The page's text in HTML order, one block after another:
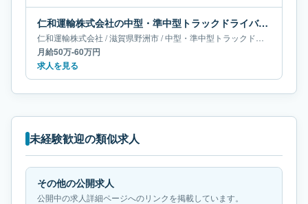
仁和運輸株式会社の中型・準中型トラックドライバー求人｜滋賀県野洲市｜月給50万-60万円
仁和運輸株式会社 /滋賀県野洲市/中型・準中型トラックドライバー
月給50万-60万円
求人を見る
未経験歓迎の類似求人
その他の公開求人
公開中の求人詳細ページへのリンクを掲載しています。